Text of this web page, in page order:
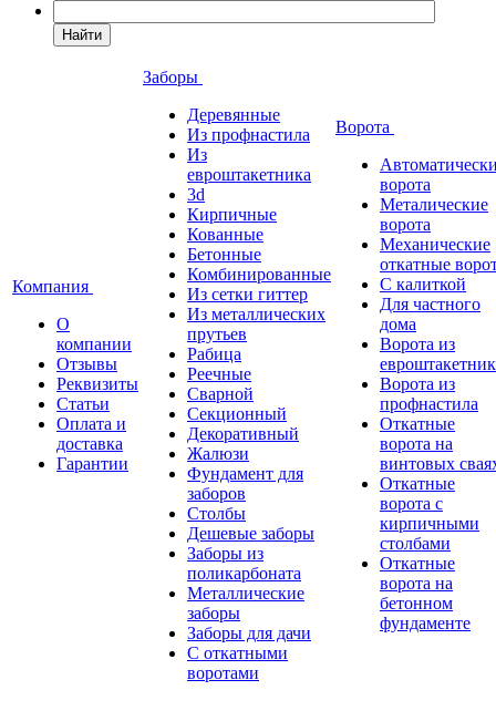
Найти
Компания
О
компании
Отзывы
Реквизиты
Статьи
Оплата и
доставка
Гарантии
Заборы
Деревянные
Из профнастила
Из
евроштакетника
3d
Кирпичные
Кованные
Бетонные
Комбинированные
Из сетки гиттер
Из металлических
прутьев
Рабица
Реечные
Сварной
Секционный
Декоративный
Жалюзи
Фундамент для
заборов
Столбы
Дешевые заборы
Заборы из
поликарбоната
Металлические
заборы
Заборы для дачи
С откатными
воротами
Ворота
ворота
Металические
ворота
Механические
откатные
С калиткой
Для частного
дома
Ворота из
Ворота из
профнастила
Откатные
ворота на
винтовых
Откатные
ворота с
кирпичными
столбами
Откатные
ворота на
бетонном
фундаменте